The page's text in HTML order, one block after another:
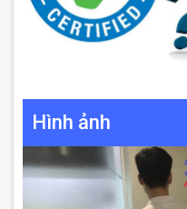
Hình ảnh